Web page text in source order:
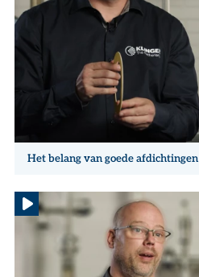
Het belang van goede afdichtingen